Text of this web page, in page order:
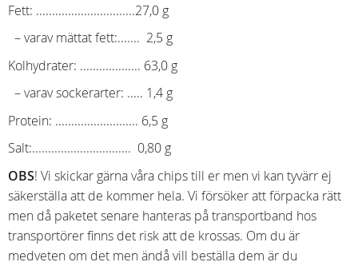
Fett: ...............................27,0 g
– varav mättat fett:....... 2,5 g
Kolhydrater: ................... 63,0 g
– varav sockerarter: ..... 1,4 g
Protein: .......................... 6,5 g
Salt:............................... 0,80 g
OBS! Vi skickar gärna våra chips till er men vi kan tyvärr ej
säkerställa att de kommer hela. Vi försöker att förpacka rätt
men då paketet senare hanteras på transportband hos
transportörer finns det risk att de krossas. Om du är
medveten om det men ändå vill beställa dem är du